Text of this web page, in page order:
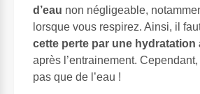
d’eau non négligeable,
lorsque vous respirez. Ainsi, il
cette perte par une hydratation
après l’entrainement.
pas que de l’eau !